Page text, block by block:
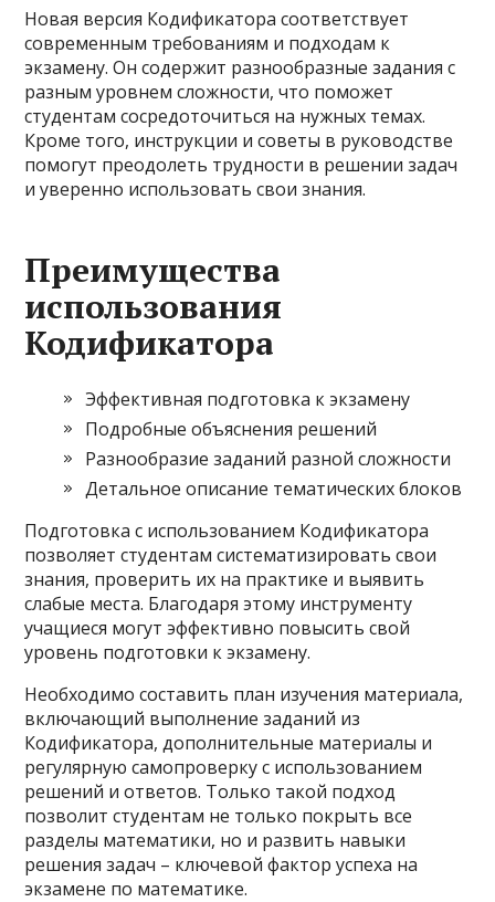
Новая версия Кодификатора соответствует
современным требованиям и подходам к
экзамену. Он содержит разнообразные задания с
разным уровнем сложности, что поможет
студентам сосредоточиться на нужных темах.
Кроме того, инструкции и советы в руководстве
помогут преодолеть трудности в решении задач
и уверенно использовать свои знания.
Преимущества
использования
Кодификатора
Эффективная подготовка к экзамену
Подробные объяснения решений
Разнообразие заданий разной сложности
Детальное описание тематических блоков
Подготовка с использованием Кодификатора
позволяет студентам систематизировать свои
знания, проверить их на практике и выявить
слабые места. Благодаря этому инструменту
учащиеся могут эффективно повысить свой
уровень подготовки к экзамену.
Необходимо составить план изучения материала,
включающий выполнение заданий из
Кодификатора, дополнительные материалы и
регулярную самопроверку с использованием
решений и ответов. Только такой подход
позволит студентам не только покрыть все
разделы математики, но и развить навыки
решения задач – ключевой фактор успеха на
экзамене по математике.